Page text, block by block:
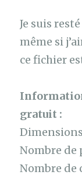
Je suis
même si
ce fichier
gratuit :
Nombre
Nombre de